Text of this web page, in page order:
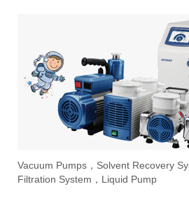
Vacuum Pumps，Solvent Recovery
Filtration System，Liquid Pump